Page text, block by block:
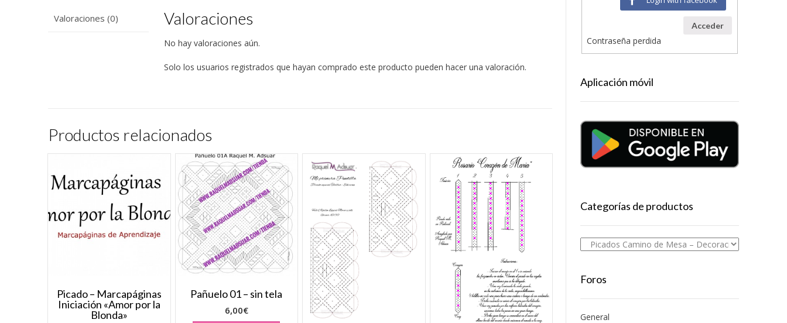
Valoraciones (0) Valoraciones
No hay valoraciones aún.
Solo los usuarios registrados que hayan comprado este producto pueden hacer una valoración.
Productos relacionados
Picado – Marcapáginas
Iniciación «Amor por la
Blonda»
Pañuelo 01 – sin tela
6,00€
Acceder
Contraseña perdida
Aplicación móvil
Categorías de productos
Foros
General